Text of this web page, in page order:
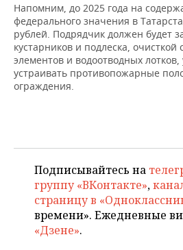
Напомним, до 2025 года на
федерального значения в
рублей. Подрядчик должен будет
кустарников и подлеска,
элементов и водоотводных лотков,
устраивать противопожарные
ограждения.
Подписывайтесь на
группу «ВКонтакте»,
страницу в
времени». Ежедневные
«Дзене».